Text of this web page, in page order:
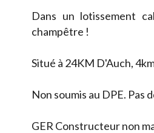
Dans un lotissement
champêtre !
Situé à 24KM D'Auch,
Non soumis au DPE. Pas
GER Constructeur non